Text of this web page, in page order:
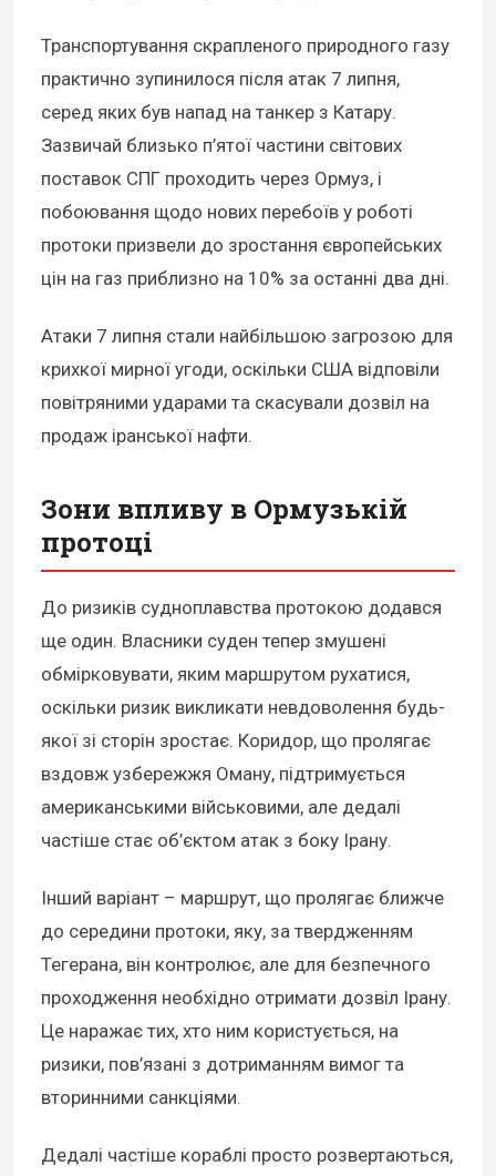
Транспортування скрапленого природного газу
практично зупинилося після атак 7 липня,
серед яких був напад на танкер з Катару.
Зазвичай близько п’ятої частини світових
поставок СПГ проходить через Ормуз, і
побоювання щодо нових перебоїв у роботі
протоки призвели до зростання європейських
цін на газ приблизно на 10% за останні два дні.
Атаки 7 липня стали найбільшою загрозою для
крихкої мирної угоди, оскільки США відповіли
повітряними ударами та скасували дозвіл на
продаж іранської нафти.
Зони впливу в Ормузькій
протоці
До ризиків судноплавства протокою додався
ще один. Власники суден тепер змушені
обмірковувати, яким маршрутом рухатися,
оскільки ризик викликати невдоволення будь-
якої зі сторін зростає. Коридор, що пролягає
вздовж узбережжя Оману, підтримується
американськими військовими, але дедалі
частіше стає об’єктом атак з боку Ірану.
Інший варіант – маршрут, що пролягає ближче
до середини протоки, яку, за твердженням
Тегерана, він контролює, але для безпечного
проходження необхідно отримати дозвіл Ірану.
Це наражає тих, хто ним користується, на
ризики, пов’язані з дотриманням вимог та
вторинними санкціями.
Дедалі частіше кораблі просто розвертаються,